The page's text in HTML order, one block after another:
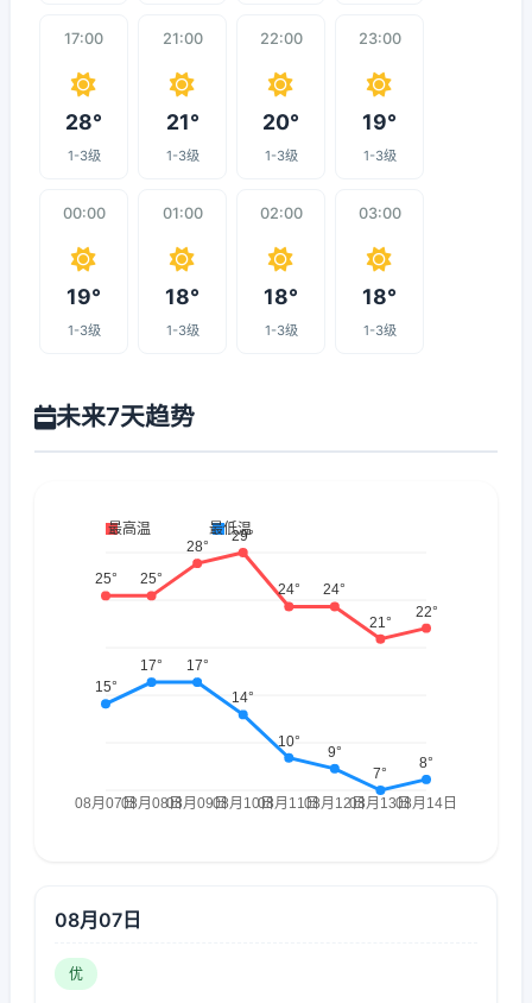
17:00
28°
1-3级
21:00
21°
1-3级
22:00
20°
1-3级
23:00
19°
1-3级
00:00
19°
1-3级
01:00
18°
1-3级
02:00
18°
1-3级
03:00
18°
1-3级
未来7天趋势
08月07日
优